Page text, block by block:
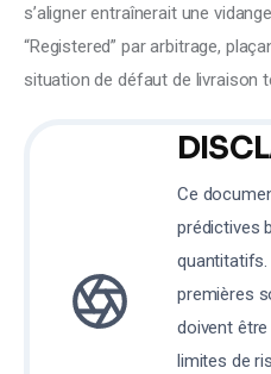
s’aligner entraînerait une
“Registered” par arbitrage,
situation de défaut de livraison
Ce
prédictives
premières
doivent
limites de